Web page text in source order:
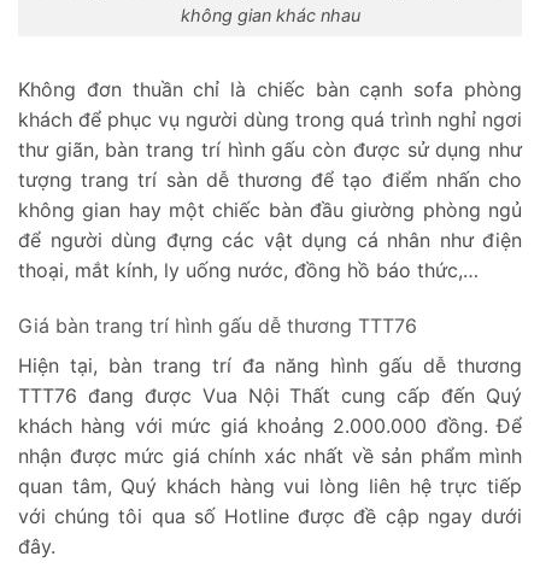
không gian khác nhau
Không đơn thuần chỉ là chiếc bàn cạnh sofa phòng
khách để phục vụ người dùng trong quá trình nghỉ ngơi
thư giãn, bàn trang trí hình gấu còn được sử dụng như
tượng trang trí sàn dễ thương để tạo điểm nhấn cho
không gian hay một chiếc bàn đầu giường phòng ngủ
để người dùng đựng các vật dụng cá nhân như điện
thoại, mắt kính, ly uống nước, đồng hồ báo thức,…
Giá bàn trang trí hình gấu dễ thương TTT76
Hiện tại, bàn trang trí đa năng hình gấu dễ thương
TTT76 đang được Vua Nội Thất cung cấp đến Quý
khách hàng với mức giá khoảng 2.000.000 đồng. Để
nhận được mức giá chính xác nhất về sản phẩm mình
quan tâm, Quý khách hàng vui lòng liên hệ trực tiếp
với chúng tôi qua số Hotline được đề cập ngay dưới
đây.